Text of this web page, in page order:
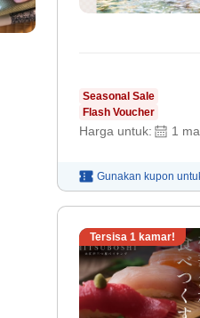
Seasonal Sale
Flash Voucher
Harga untuk: 1
Gunakan kupon
Tersisa 1 kamar!